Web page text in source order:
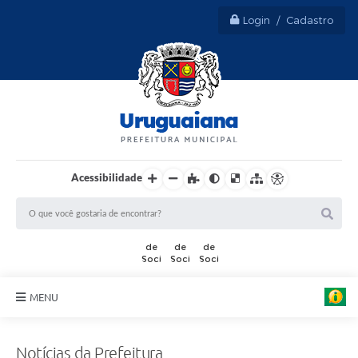
Login / Cadastro
Acessibilidade
MENU
Notícias da Prefeitura